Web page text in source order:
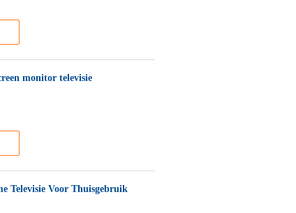
monitor televisie
Televisie Voor Thuisgebruik